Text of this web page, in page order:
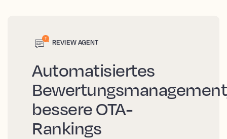
REVIEW AGENT
Automatisiertes
bessere OTA-
Rankings